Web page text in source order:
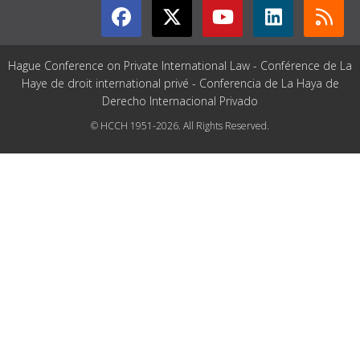
Hague Conference on Private International Law - Conférence de La
Haye de droit international privé - Conferencia de La Haya de
Derecho Internacional Privado
© HCCH 1951-2026. All Rights Reserved.